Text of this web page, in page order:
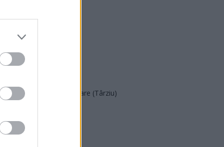
REPER
SENS
POT (Gavrilă)
Acțiunea Conservatoare (Târziu)
PUSL (D. Voiculescu)
PNȚCD (Pavelescu)